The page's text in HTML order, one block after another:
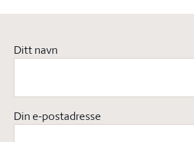
Ditt navn
Din e-postadresse